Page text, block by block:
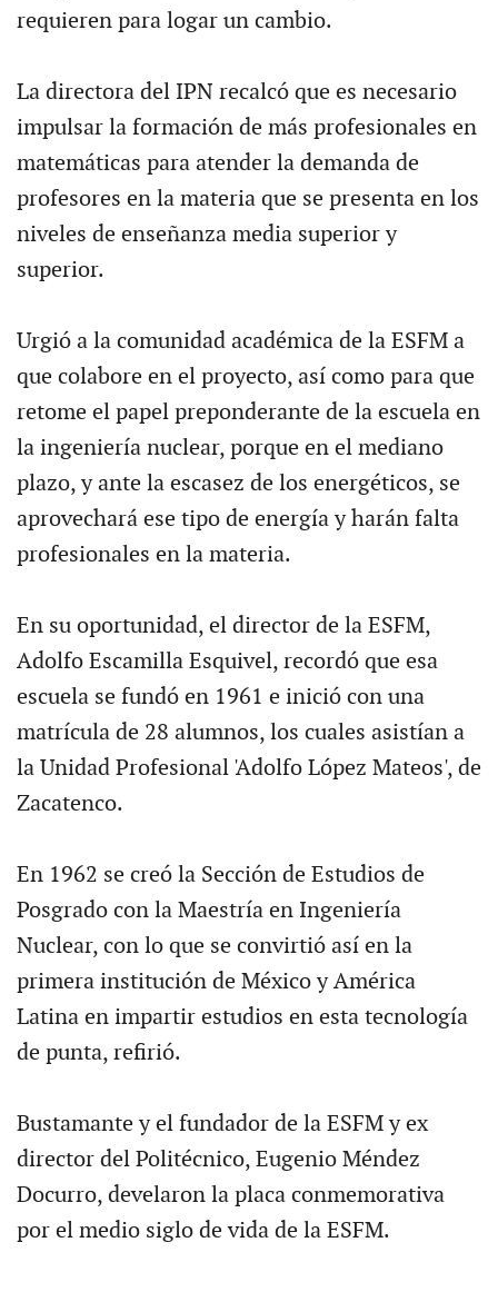
requieren para logar un cambio.
La directora del IPN recalcó que es necesario
impulsar la formación de más profesionales en
matemáticas para atender la demanda de
profesores en la materia que se presenta en los
niveles de enseñanza media superior y
superior.
Urgió a la comunidad académica de la ESFM a
que colabore en el proyecto, así como para que
retome el papel preponderante de la escuela en
la ingeniería nuclear, porque en el mediano
plazo, y ante la escasez de los energéticos, se
aprovechará ese tipo de energía y harán falta
profesionales en la materia.
En su oportunidad, el director de la ESFM,
Adolfo Escamilla Esquivel, recordó que esa
escuela se fundó en 1961 e inició con una
matrícula de 28 alumnos, los cuales asistían a
la Unidad Profesional 'Adolfo López Mateos', de
Zacatenco.
En 1962 se creó la Sección de Estudios de
Posgrado con la Maestría en Ingeniería
Nuclear, con lo que se convirtió así en la
primera institución de México y América
Latina en impartir estudios en esta tecnología
de punta, refirió.
Bustamante y el fundador de la ESFM y ex
director del Politécnico, Eugenio Méndez
Docurro, develaron la placa conmemorativa
por el medio siglo de vida de la ESFM.